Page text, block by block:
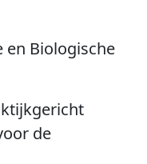
en Biologische
de